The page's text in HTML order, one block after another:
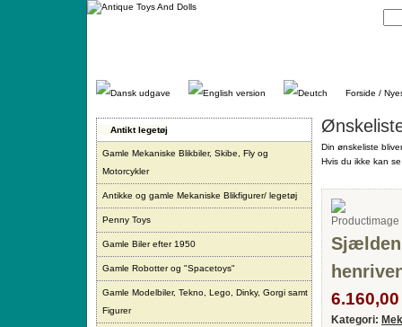
Gå
Forside /
Antikt legetøj
Gamle Mekaniske Blikbiler, Skibe, Fly og
Motorcykler
Antikke og gamle Mekaniske Blikfigurer/ legetøj
Penny Toys
Gamle Biler efter 1950
Gamle Robotter og "Spacetoys"
Gamle Modelbiler, Tekno, Lego, Dinky, Gorgi samt
Figurer
Din ønskeliste
Hvis du ikke kan
Kategori: